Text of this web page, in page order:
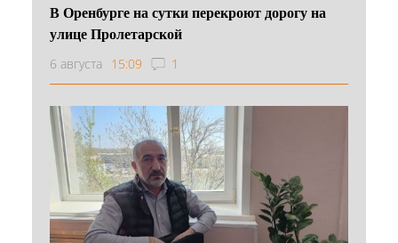
В Оренбурге на сутки перекроют дорогу на
улице Пролетарской
6 августа 15:09 1